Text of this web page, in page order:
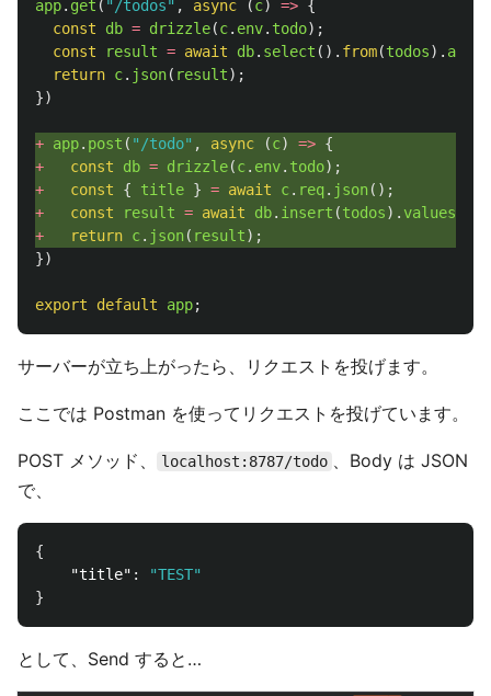
app. get ( "/todos" , async (c) => {
const
db = drizzle(c. env. todo);
const
result = await db. select (). from(todos). all
return c. json( result);
})
+ app. post ( "/todo" , async (c) => {
+
const db = drizzle(c. env. todo);
+
const { title } = await c. req. json();
+
const result = await db. insert (todos). values
+
return c. json( result);
})
export default app;
サーバーが立ち上がったら、リクエストを投げます。
ここでは Postman を使ってリクエストを投げています。
POST メソッド、 localhost:8787/todo 、Body は JSON
で、
{
"title" :
"TEST"
}
として、Send すると…